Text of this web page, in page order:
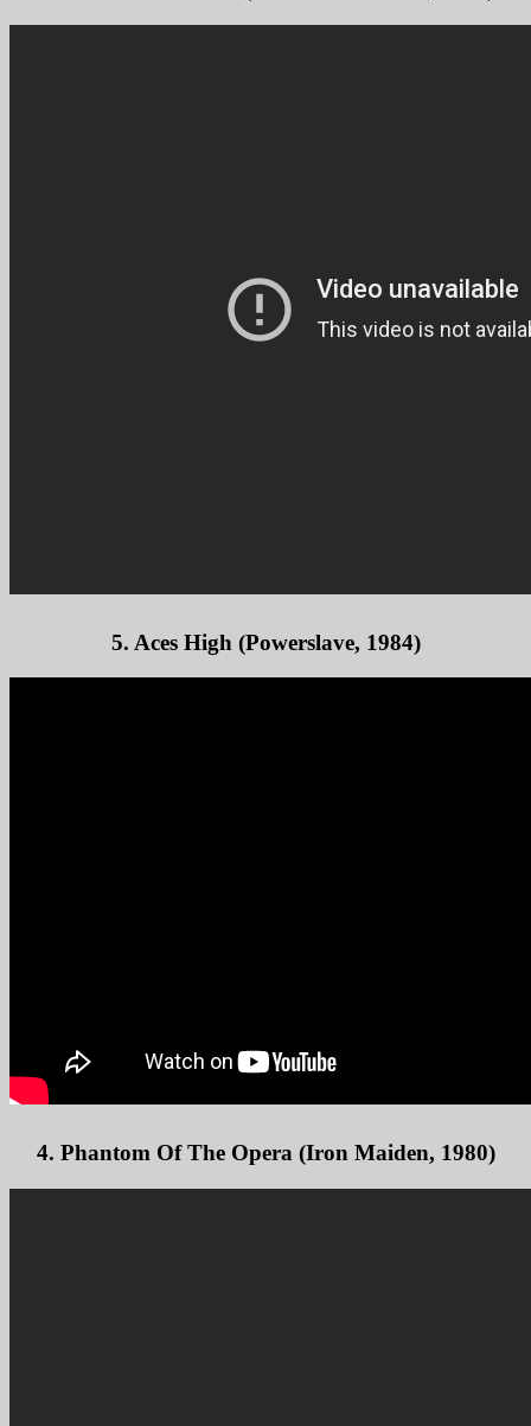
5. Aces High (Powerslave, 1984)
4. Phantom Of The Opera (Iron Maiden, 1980)